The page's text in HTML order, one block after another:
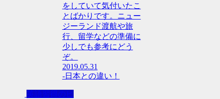
をしていて気付いたこ
とばかりです。ニュー
ジーランド渡航や旅
行、留学などの準備に
少しでも参考にどう
ぞ。
2019.05.31
-日本との違い！
英語習得のヒ